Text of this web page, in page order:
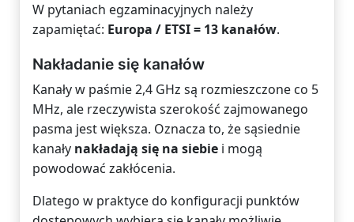
W pytaniach egzaminacyjnych należy
zapamiętać: Europa / ETSI = 13 kanałów.
Nakładanie się kanałów
Kanały w paśmie 2,4 GHz są rozmieszczone co 5
MHz, ale rzeczywista szerokość zajmowanego
pasma jest większa. Oznacza to, że sąsiednie
kanały nakładają się na siebie i mogą
powodować zakłócenia.
Dlatego w praktyce do konfiguracji punktów